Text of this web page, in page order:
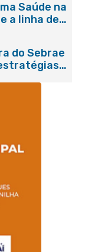
Saúde na
a linha de
do Sebrae